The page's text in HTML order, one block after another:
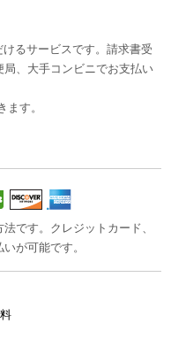
るサービスです。請求書受
、大手コンビニでお支払い
ます。
です。クレジットカード、
が可能です。